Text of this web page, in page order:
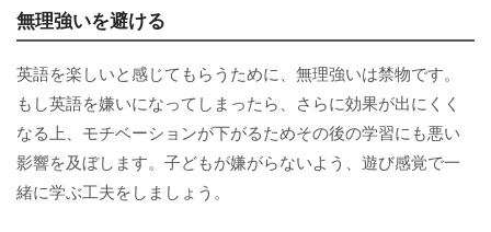
無理強いを避ける
英語を楽しいと感じてもらうために、無理強いは禁物です。
もし英語を嫌いになってしまったら、さらに効果が出にくく
なる上、モチベーションが下がるためその後の学習にも悪い
影響を及ぼします。子どもが嫌がらないよう、遊び感覚で一
緒に学ぶ工夫をしましょう。